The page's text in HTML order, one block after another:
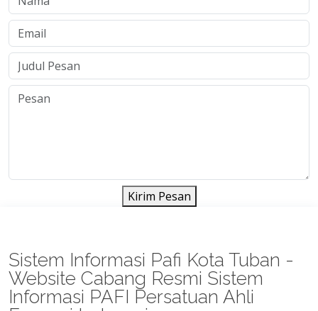
Kirim Pesan
Sistem Informasi Pafi Kota Tuban -
Website Cabang Resmi Sistem
Informasi PAFI Persatuan Ahli